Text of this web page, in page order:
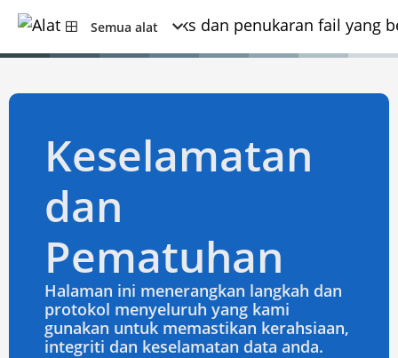
Semua alat
Keselamatan
dan
Pematuhan
Halaman ini menerangkan langkah dan
protokol menyeluruh yang kami
gunakan untuk memastikan kerahsiaan,
integriti dan keselamatan data anda.